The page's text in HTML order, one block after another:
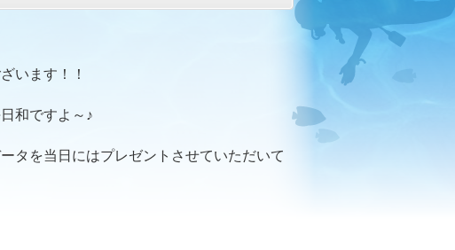
います！！
和ですよ～♪
タを当日にはプレゼントさせていただいて